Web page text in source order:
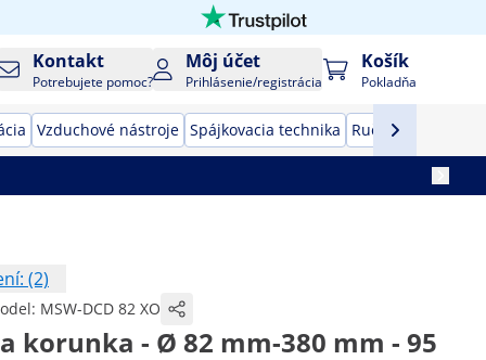
Kontakt
Potrebujete pomoc?
Môj účet
Prihlásenie/registrácia
Košík
Pokladňa
Vzduchové nástroje Spájkovacia technika Ručné náradie
(2)
MSW-DCD 82 XO
korunka - Ø 82 mm-380 mm - 95